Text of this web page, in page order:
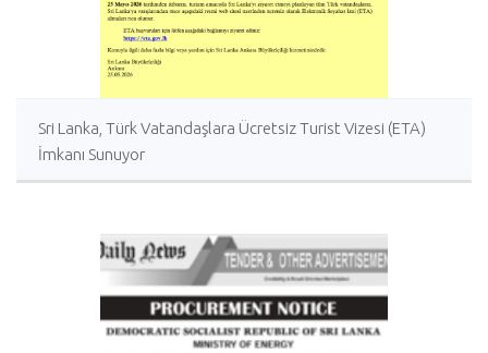
Sri Lanka, Türk Vatandaşlara Ücretsiz Turist Vizesi (ETA)
İmkanı Sunuyor